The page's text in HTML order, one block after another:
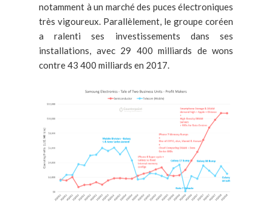
notamment à un marché des puces électroniques
très vigoureux. Parallèlement, le groupe coréen
a ralenti ses investissements dans ses
installations, avec 29 400 milliards de wons
contre 43 400 milliards en 2017.